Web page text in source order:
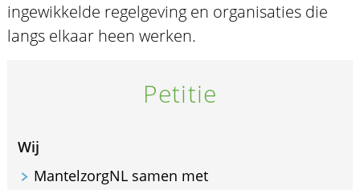
ingewikkelde regelgeving en organisaties die
langs elkaar heen werken.
Petitie
Wij
MantelzorgNL samen met